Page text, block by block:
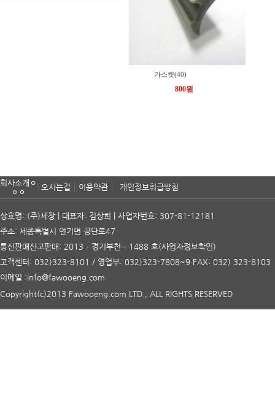
가스켓(40)
800원
회사소개ㅇ
ㅇㅇ
오시는길 이용약관 개인정보취급방침
상호명: (주)세창 | 대표자: 김상희 | 사업자번호: 307-81-12181
주소: 세종특별시 연기면 공단로47
통신판매신고판매: 2013 – 경기부천 – 1488 호(사업자정보확인)
고객센터: 032)323-8101 / 영업부: 032)323-7808~9 FAX: 032) 323-8103
이메일 :info@fawooeng.com
Copyright(c)2013 Fawooeng.com LTD., ALL RIGHTS RESERVED